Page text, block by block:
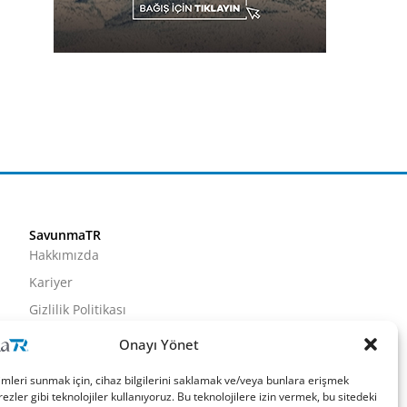
Onayı Yönet
sunmak için, cihaz bilgilerini saklamak ve/veya bunlara erişmek
gibi teknolojiler kullanıyoruz. Bu teknolojilere izin vermek, bu sitedeki
SavunmaTR
Hakkımızda
Kariyer
Gizlilik Politikası